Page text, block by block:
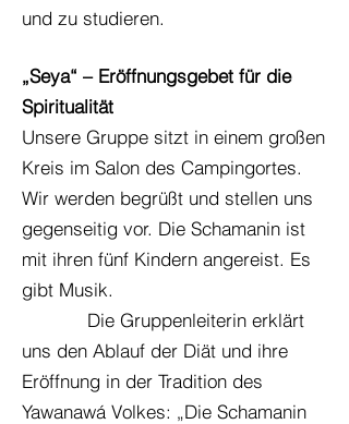
und zu studieren.
„Seya“ – Eröffnungsgebet für die
Spiritualität
Unsere Gruppe sitzt in einem großen
Kreis im Salon des Campingortes.
Wir werden begrüßt und stellen uns
gegenseitig vor. Die Schamanin ist
mit ihren fünf Kindern angereist. Es
gibt Musik.
Die Gruppenleiterin erklärt
uns den Ablauf der Diät und ihre
Eröffnung in der Tradition des
Yawanawá Volkes: „Die Schamanin